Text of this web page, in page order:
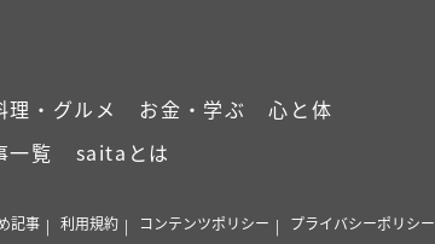
理・グルメ お金・学ぶ
心と体
一覧 saitaとは
記事 利用規約 コンテンツポリシー プライバシーポリシー